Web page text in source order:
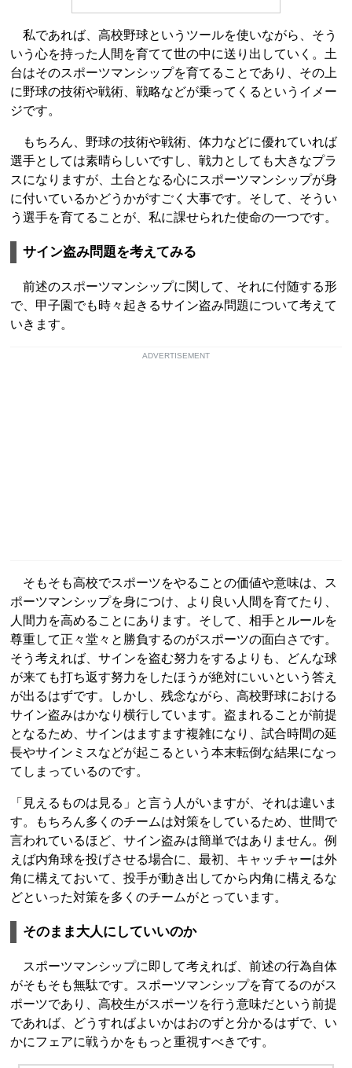
私であれば、高校野球というツールを使いながら、そう
いう心を持った人間を育てて世の中に送り出していく。土
台はそのスポーツマンシップを育てることであり、その上
に野球の技術や戦術、戦略などが乗ってくるというイメー
ジです。
もちろん、野球の技術や戦術、体力などに優れていれば
選手としては素晴らしいですし、戦力としても大きなプラ
スになりますが、土台となる心にスポーツマンシップが身
に付いているかどうかがすごく大事です。そして、そうい
う選手を育てることが、私に課せられた使命の一つです。
サイン盗み問題を考えてみる
前述のスポーツマンシップに関して、それに付随する形
で、甲子園でも時々起きるサイン盗み問題について考えて
いきます。
ADVERTISEMENT
そもそも高校でスポーツをやることの価値や意味は、ス
ポーツマンシップを身につけ、より良い人間を育てたり、
人間力を高めることにあります。そして、相手とルールを
尊重して正々堂々と勝負するのがスポーツの面白さです。
そう考えれば、サインを盗む努力をするよりも、どんな球
が来ても打ち返す努力をしたほうが絶対にいいという答え
が出るはずです。しかし、残念ながら、高校野球における
サイン盗みはかなり横行しています。盗まれることが前提
となるため、サインはますます複雑になり、試合時間の延
長やサインミスなどが起こるという本末転倒な結果になっ
てしまっているのです。
「見えるものは見る」と言う人がいますが、それは違いま
す。もちろん多くのチームは対策をしているため、世間で
言われているほど、サイン盗みは簡単ではありません。例
えば内角球を投げさせる場合に、最初、キャッチャーは外
角に構えておいて、投手が動き出してから内角に構えるな
どといった対策を多くのチームがとっています。
そのまま大人にしていいのか
スポーツマンシップに即して考えれば、前述の行為自体
がそもそも無駄です。スポーツマンシップを育てるのがス
ポーツであり、高校生がスポーツを行う意味だという前提
であれば、どうすればよいかはおのずと分かるはずで、い
かにフェアに戦うかをもっと重視すべきです。